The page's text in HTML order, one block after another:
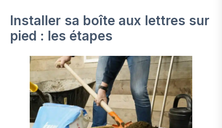
Installer sa boîte aux lettres sur
pied : les étapes